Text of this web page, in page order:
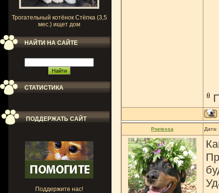
Трогательный котёнок Стёпка (3,5
мес.) ищет дом
НАЙТИ НА САЙТЕ
СТАТИСТИКА
ПОДДЕРЖАТЬ САЙТ
Поддержите нас!
Poetessa